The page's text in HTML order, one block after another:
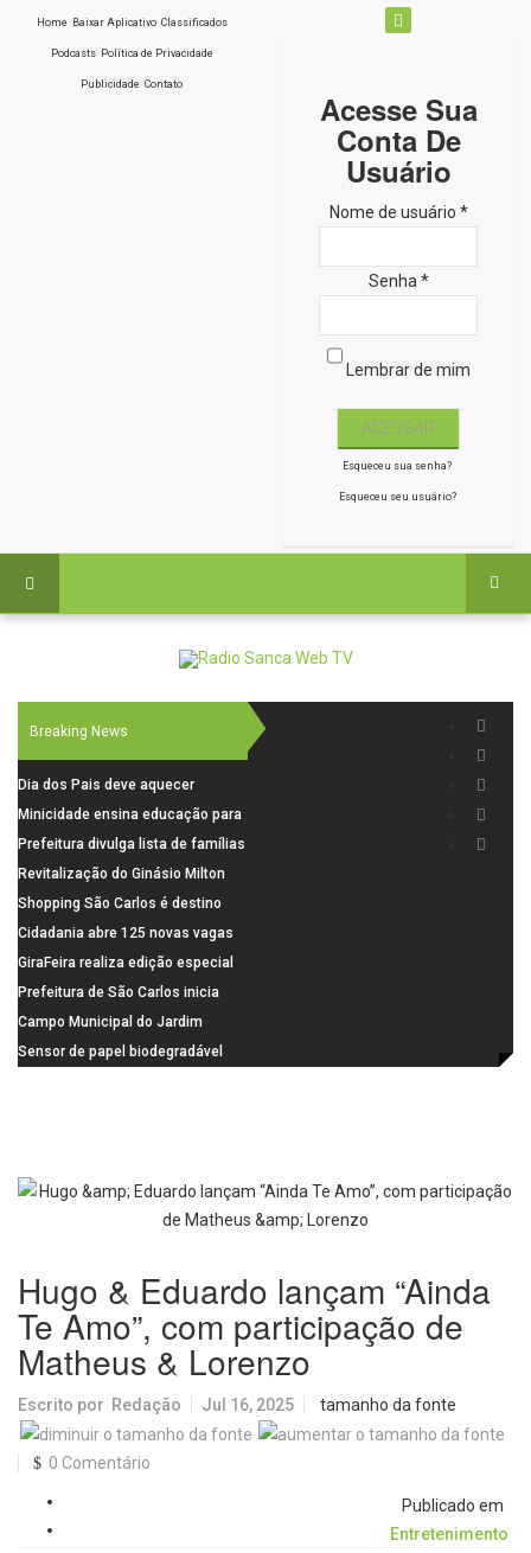
Home Baixar Aplicativo Classificados
Podcasts Política de Privacidade
Publicidade Contato
Acesse Sua
Conta De
Usuário
Nome de usuário *
Senha *
Lembrar de mim
Esqueceu sua senha?
Esqueceu seu usuário?
Breaking News
Dia dos Pais deve aquecer
comércio de São Carlos com
renda em alta e maior circulação
de consumidores
Minicidade ensina educação para
o trânsito a 264 crianças da rede
municipal
Prefeitura divulga lista de famílias
pré-selecionadas pela Caixa para
o Residencial Santa Felícia
Revitalização do Ginásio Milton
Olaio filho avança com obras de
recuperação
Shopping São Carlos é destino
para celebrar o Dia dos Pais com
presentes, gastronomia e lazer
Cidadania abre 125 novas vagas
para oficinas de convivência
GiraFeira realiza edição especial
de Dia dos Pais neste domingo (9)
na Praça dos Advogados
Prefeitura de São Carlos inicia
instalação de ovitrampas para
monitoramento de arboviroses
Campo Municipal do Jardim
Cruzado recebe nova iluminação e
Sensor de papel biodegradável
Hugo & Eduardo lançam “Ainda
Te Amo”, com participação de
Matheus & Lorenzo
Escrito por Redação Jul 16, 2025 tamanho da fonte
0 Comentário
Publicado em
Entretenimento